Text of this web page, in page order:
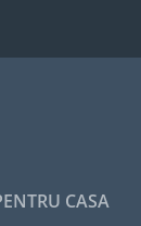
CASA